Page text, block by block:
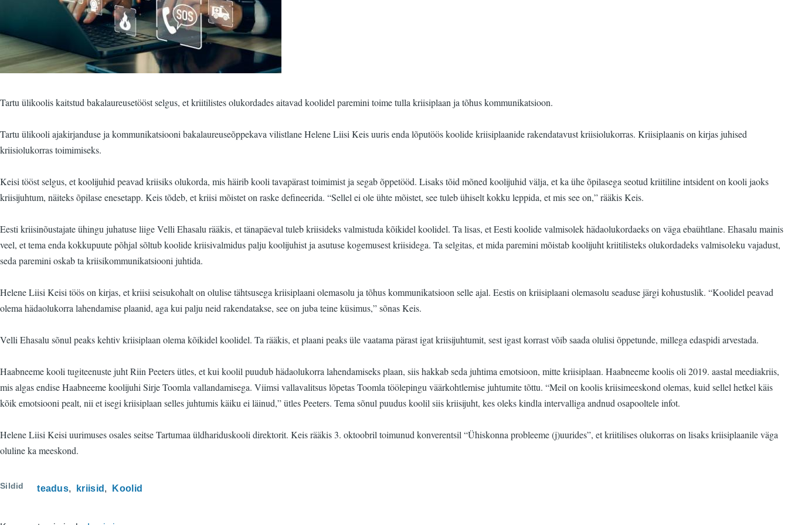
Tartu ülikoolis kaitstud bakalaureusetööst selgus, et kriitilistes olukordades aitavad koolidel paremini toime tulla kriisiplaan ja tõhus kommunikatsioon.
Tartu ülikooli ajakirjanduse ja kommunikatsiooni bakalaureuseõppekava vilistlane Helene Liisi Keis uuris enda lõputöös koolide kriisiplaanide rakendatavust kriisiolukorras. Kriisiplaanis on kirjas juhised
kriisiolukorras toimimiseks.
Keisi tööst selgus, et koolijuhid peavad kriisiks olukorda, mis häirib kooli tavapärast toimimist ja segab õppetööd. Lisaks tõid mõned koolijuhid välja, et ka ühe õpilasega seotud kriitiline intsident on kooli jaoks
kriisijuhtum, näiteks õpilase enesetapp. Keis tõdeb, et kriisi mõistet on raske defineerida. “Sellel ei ole ühte mõistet, see tuleb ühiselt kokku leppida, et mis see on,” rääkis Keis.
Eesti kriisinõustajate ühingu juhatuse liige Velli Ehasalu rääkis, et tänapäeval tuleb kriisideks valmistuda kõikidel koolidel. Ta lisas, et Eesti koolide valmisolek hädaolukordaeks on väga ebaühtlane. Ehasalu mainis
veel, et tema enda kokkupuute põhjal sõltub koolide kriisivalmidus palju koolijuhist ja asutuse kogemusest kriisidega. Ta selgitas, et mida paremini mõistab koolijuht kriitilisteks olukordadeks valmisoleku vajadust,
seda paremini oskab ta kriisikommunikatsiooni juhtida.
Helene Liisi Keisi töös on kirjas, et kriisi seisukohalt on olulise tähtsusega kriisiplaani olemasolu ja tõhus kommunikatsioon selle ajal. Eestis on kriisiplaani olemasolu seaduse järgi kohustuslik. “Koolidel peavad
olema hädaolukorra lahendamise plaanid, aga kui palju neid rakendatakse, see on juba teine küsimus,” sõnas Keis.
Velli Ehasalu sõnul peaks kehtiv kriisiplaan olema kõikidel koolidel. Ta rääkis, et plaani peaks üle vaatama pärast igat kriisijuhtumit, sest igast korrast võib saada olulisi õppetunde, millega edaspidi arvestada.
Haabneeme kooli tugiteenuste juht Riin Peeters ütles, et kui koolil puudub hädaolukorra lahendamiseks plaan, siis hakkab seda juhtima emotsioon, mitte kriisiplaan. Haabneeme koolis oli 2019. aastal meediakriis,
mis algas endise Haabneeme koolijuhi Sirje Toomla vallandamisega. Viimsi vallavalitsus lõpetas Toomla töölepingu väärkohtlemise juhtumite tõttu. “Meil on koolis kriisimeeskond olemas, kuid sellel hetkel käis
kõik emotsiooni pealt, nii et isegi kriisiplaan selles juhtumis käiku ei läinud,” ütles Peeters. Tema sõnul puudus koolil siis kriisijuht, kes oleks kindla intervalliga andnud osapooltele infot.
Helene Liisi Keisi uurimuses osales seitse Tartumaa üldhariduskooli direktorit. Keis rääkis 3. oktoobril toimunud konverentsil “Ühiskonna probleeme (j)uurides”, et kriitilises olukorras on lisaks kriisiplaanile väga
oluline ka meeskond.
Sildid teadus kriisid Koolid